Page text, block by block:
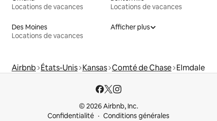
Locations de vacances
Locations de vacances
Des Moines
Locations de vacances
Afficher plus
Airbnb États-Unis Kansas Comté de Chase Elmdale
© 2026 Airbnb, Inc.
Confidentialité
Conditions générales